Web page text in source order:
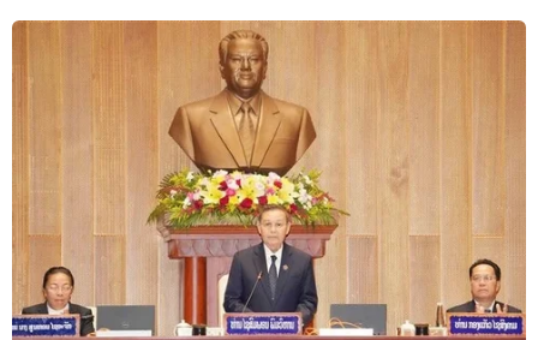
TIN LIÊN QUAN